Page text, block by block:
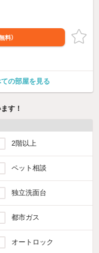
無料）
の部屋を見る
す！
2階以上
ペット相談
独立洗面台
都市ガス
オートロック